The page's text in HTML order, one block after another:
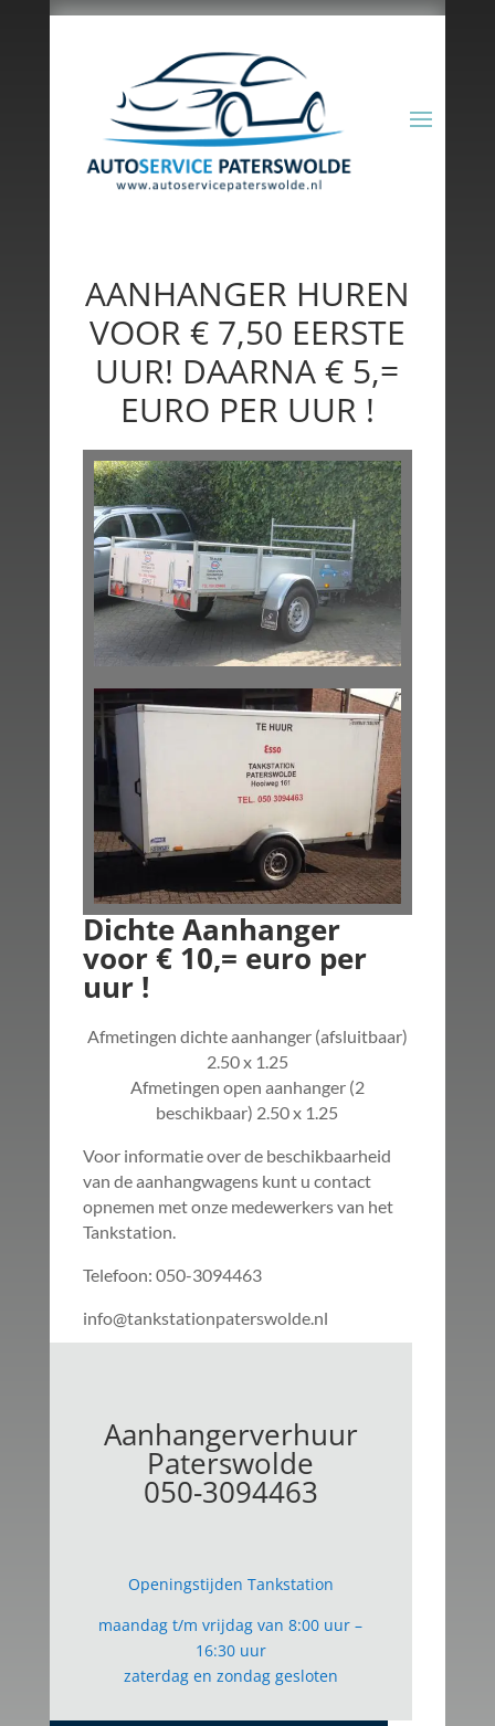
AANHANGER HUREN
VOOR € 7,50 EERSTE
UUR! DAARNA € 5,=
EURO PER UUR !
Dichte Aanhanger
voor € 10,= euro per
uur !
Afmetingen dichte aanhanger (afsluitbaar)
2.50 x 1.25
Afmetingen open aanhanger (2
beschikbaar) 2.50 x 1.25
Voor informatie over de beschikbaarheid
van de aanhangwagens kunt u contact
opnemen met onze medewerkers van het
Tankstation.
Telefoon: 050-3094463
info@tankstationpaterswolde.nl
Aanhangerverhuur
Paterswolde
050-3094463
Openingstijden Tankstation
maandag t/m vrijdag van 8:00 uur –
16:30 uur
zaterdag en zondag gesloten